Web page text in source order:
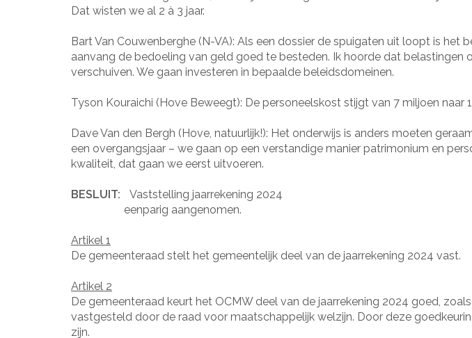
Dat wisten we al 2 à 3 jaar.
Bart Van Couwenberghe (N-VA): Als een dossier de spuigaten uit loopt is
aanvang de bedoeling van geld goed te besteden. Ik hoorde dat
verschuiven. We gaan investeren in bepaalde beleidsdomeinen.
Tyson Kouraichi (Hove Beweegt): De personeelskost stijgt van 7 miljoen naar
Dave Van den Bergh (Hove, natuurlijk!): Het onderwijs is anders moeten
een overgangsjaar – we gaan op een verstandige manier patrimonium en
kwaliteit, dat gaan we eerst uitvoeren.
BESLUIT:
Vaststelling jaarrekening 2024
eenparig aangenomen.
Artikel 1
De gemeenteraad stelt het gemeentelijk deel van de jaarrekening 2024 vast.
Artikel 2
De gemeenteraad keurt het OCMW deel van de jaarrekening 2024 goed, zoals
vastgesteld door de raad voor maatschappelijk welzijn. Door deze
zijn.